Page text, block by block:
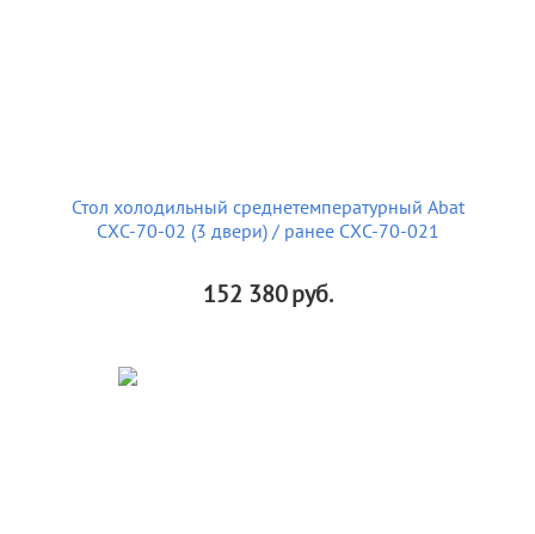
Стол холодильный среднетемпературный Abat
СХС-70-02 (3 двери) / ранее СХС-70-021
152 380руб.